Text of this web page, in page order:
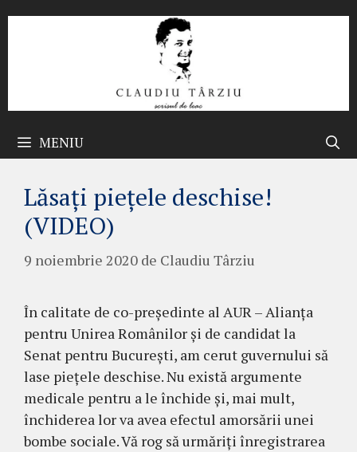
MENIU
Lăsați piețele deschise!
(VIDEO)
9 noiembrie 2020 de Claudiu Târziu
În calitate de co-președinte al AUR – Alianța
pentru Unirea Românilor și de candidat la
Senat pentru București, am cerut guvernului să
lase piețele deschise. Nu există argumente
medicale pentru a le închide și, mai mult,
închiderea lor va avea efectul amorsării unei
bombe sociale. Vă rog să urmăriți înregistrarea